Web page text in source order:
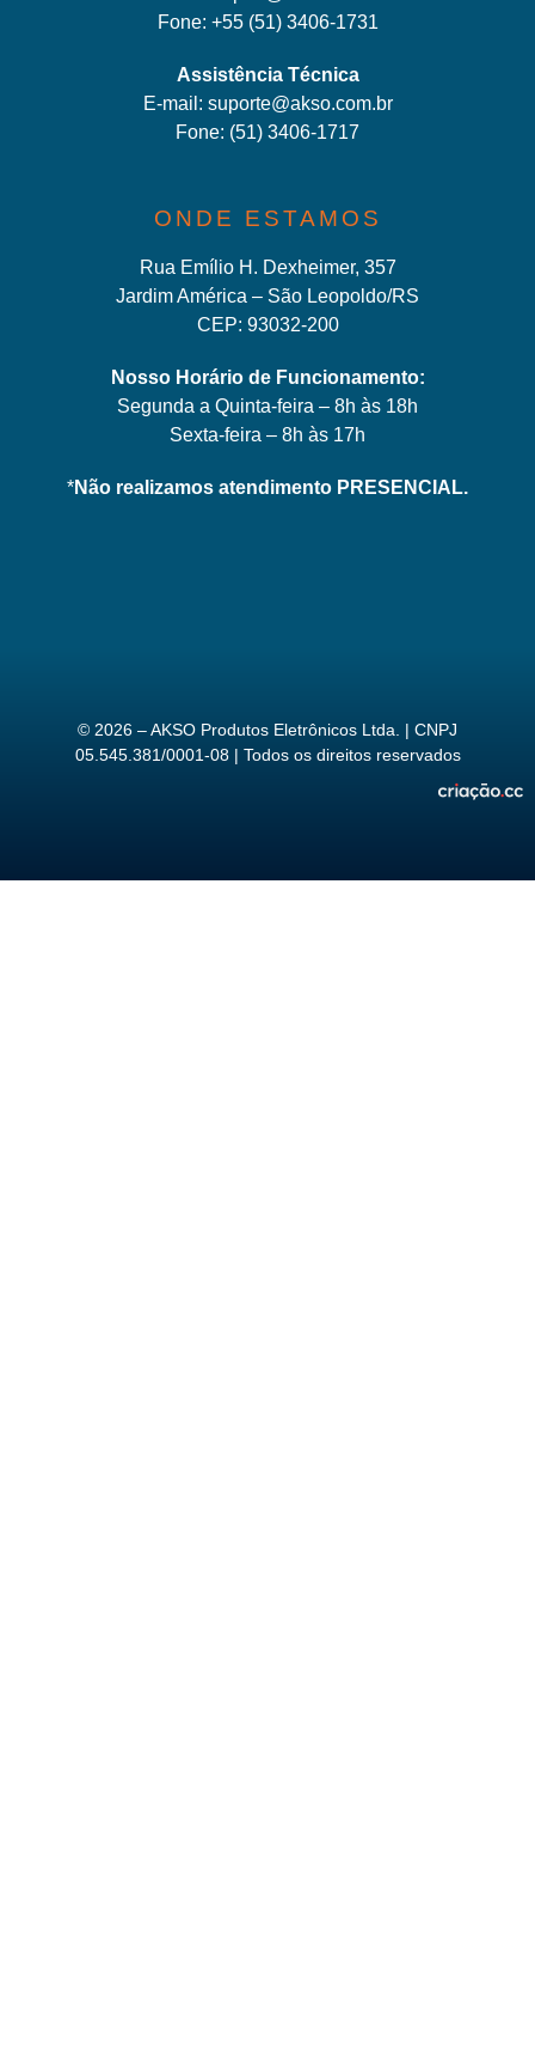
Fone: +55 (51) 3406-1731
Assistência Técnica
E-mail: suporte@akso.com.br
Fone: (51) 3406-1717
ONDE ESTAMOS
Rua Emílio H. Dexheimer, 357
Jardim América – São Leopoldo/RS
CEP: 93032-200
Nosso Horário de Funcionamento:
Segunda a Quinta-feira – 8h às 18h
Sexta-feira – 8h às 17h
*Não realizamos atendimento PRESENCIAL.
© 2026 – AKSO Produtos Eletrônicos Ltda. | CNPJ
05.545.381/0001-08 | Todos os direitos reservados